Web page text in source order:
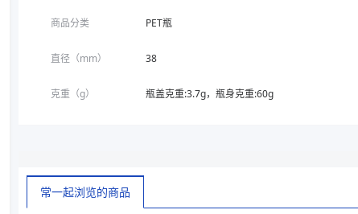
商品分类 PET瓶
直径（mm） 38
克重（g） 瓶盖克重:3.7g，瓶身克重:60g
常一起浏览的商品